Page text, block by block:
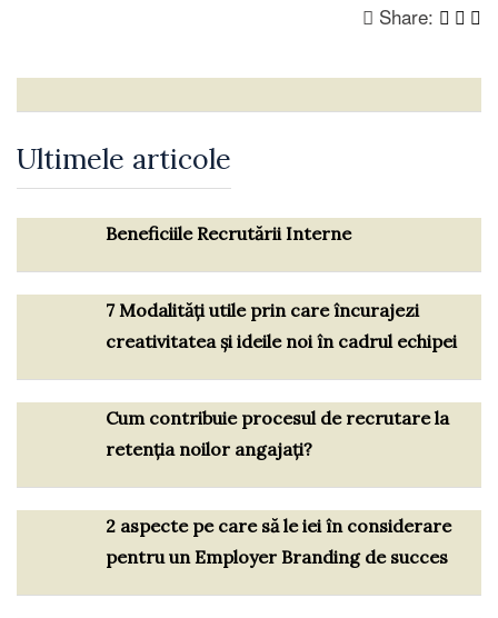
Share:
Ultimele articole
Beneficiile Recrutării Interne
7 Modalități utile prin care încurajezi
creativitatea și ideile noi în cadrul echipei
Cum contribuie procesul de recrutare la
retenția noilor angajați?
2 aspecte pe care să le iei în considerare
pentru un Employer Branding de succes